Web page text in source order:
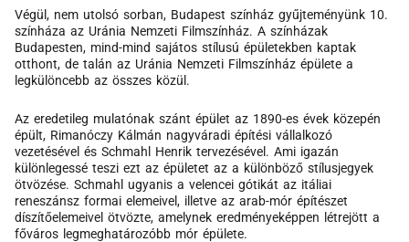
Végül, nem utolsó sorban, Budapest színház gyűjteményünk 10.
színháza az Uránia Nemzeti Filmszínház. A színházak
Budapesten, mind-mind sajátos stílusú épületekben kaptak
otthont, de talán az Uránia Nemzeti Filmszínház épülete a
legkülöncebb az összes közül.
Az eredetileg mulatónak szánt épület az 1890-es évek közepén
épült, Rimanóczy Kálmán nagyváradi építési vállalkozó
vezetésével és Schmahl Henrik tervezésével. Ami igazán
különlegessé teszi ezt az épületet az a különböző stílusjegyek
ötvözése. Schmahl ugyanis a velencei gótikát az itáliai
reneszánsz formai elemeivel, illetve az arab-mór építészet
díszítőelemeivel ötvözte, amelynek eredményeképpen létrejött a
főváros legmeghatározóbb mór épülete.